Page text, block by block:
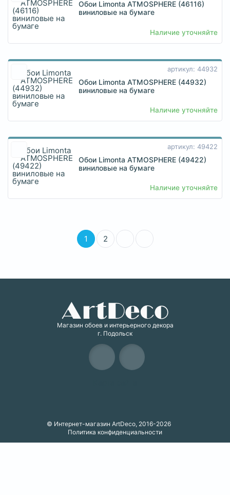
Обои Limonta ATMOSPHERE (46116)
виниловые на бумаге
Наличие уточняйте
артикул: 44932
Обои Limonta ATMOSPHERE (44932)
виниловые на бумаге
Наличие уточняйте
артикул: 49422
Обои Limonta ATMOSPHERE (49422)
виниловые на бумаге
Наличие уточняйте
1 2
Магазин обоев и интерьерного декора
г. Подольск
© Интернет-магазин ArtDeco, 2016-2026
Политика конфиденциальности